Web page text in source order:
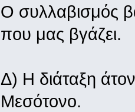
Ο συλλαβισμός
που μας βγάζει.
Δ) Η διάταξη
Μεσότονο.